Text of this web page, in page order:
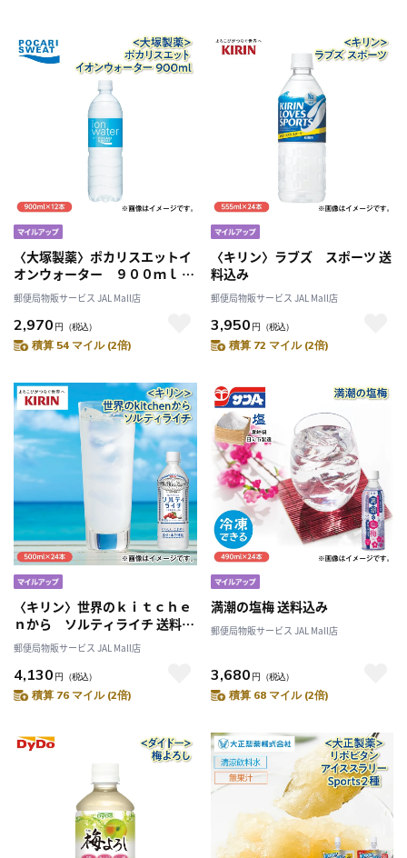
〈大塚製薬〉ポカリスエットイ
オンウォーター ９００ｍｌ 送
料込み
郵便局物販サービス JAL Mall店
2,970 円 （税込）
積算 54 マイル (2倍)
〈キリン〉ラブズ スポーツ 送
料込み
郵便局物販サービス JAL Mall店
3,950 円 （税込）
積算 72 マイル (2倍)
〈キリン〉世界のｋｉｔｃｈｅ
ｎから ソルティライチ 送料込
み
郵便局物販サービス JAL Mall店
4,130 円 （税込）
積算 76 マイル (2倍)
満潮の塩梅 送料込み
郵便局物販サービス JAL Mall店
3,680 円 （税込）
積算 68 マイル (2倍)